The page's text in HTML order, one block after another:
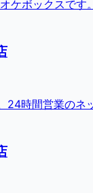
ケボックスです
24時間営業のネ